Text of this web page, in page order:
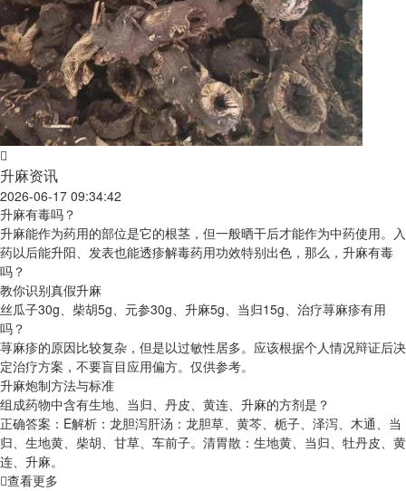
升麻资讯
2026-06-17 09:34:42
升麻有毒吗？
升麻能作为药用的部位是它的根茎，但一般晒干后才能作为中药使用。入
药以后能升阳、发表也能透疹解毒药用功效特别出色，那么，升麻有毒
吗？
教你识别真假升麻
丝瓜子30g、柴胡5g、元参30g、升麻5g、当归15g、治疗荨麻疹有用
吗？
荨麻疹的原因比较复杂，但是以过敏性居多。应该根据个人情况辩证后决
定治疗方案，不要盲目应用偏方。仅供参考。
升麻炮制方法与标准
组成药物中含有生地、当归、丹皮、黄连、升麻的方剂是？
正确答案：E解析：龙胆泻肝汤：龙胆草、黄芩、栀子、泽泻、木通、当
归、生地黄、柴胡、甘草、车前子。清胃散：生地黄、当归、牡丹皮、黄
连、升麻。
查看更多